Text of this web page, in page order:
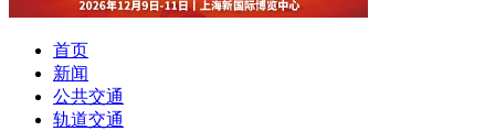
首页
新闻
公共交通
轨道交通